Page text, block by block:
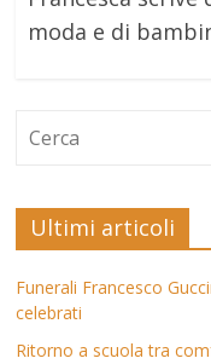
moda e di
Ultimi articoli
Funerali Francesco
celebrati
Ritorno a scuola tra